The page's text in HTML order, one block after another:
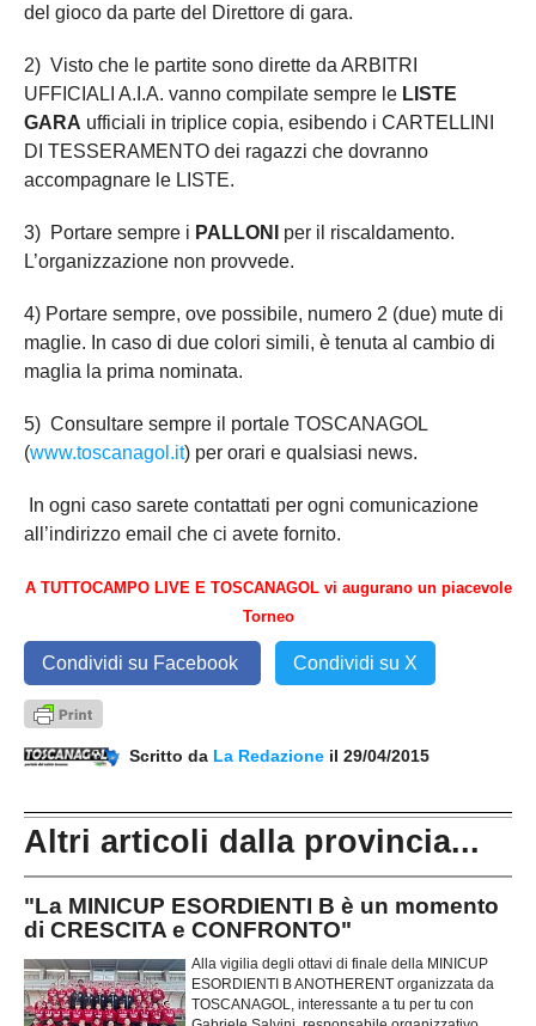
del gioco da parte del Direttore di gara.
2) Visto che le partite sono dirette da ARBITRI
UFFICIALI A.I.A. vanno compilate sempre le LISTE
GARA ufficiali in triplice copia, esibendo i CARTELLINI
DI TESSERAMENTO dei ragazzi che dovranno
accompagnare le LISTE.
3) Portare sempre i PALLONI
per il riscaldamento.
L’organizzazione non provvede.
4) Portare sempre, ove possibile, numero 2 (due) mute di
maglie. In caso di due colori simili, è tenuta al cambio di
maglia la prima nominata.
5) Consultare sempre il portale TOSCANAGOL
(www.toscanagol.it) per orari e qualsiasi news.
In ogni caso sarete contattati per ogni comunicazione
all’indirizzo email che ci avete fornito.
A TUTTOCAMPO LIVE E TOSCANAGOL vi augurano un piacevole
Torneo
Condividi su Facebook Condividi su X
Scritto da La Redazione il 29/04/2015
Altri articoli dalla provincia...
"La MINICUP ESORDIENTI B è un momento
di CRESCITA e CONFRONTO"
Alla vigilia degli ottavi di finale della MINICUP
ESORDIENTI B ANOTHERENT organizzata da
TOSCANAGOL, interessante a tu per tu con